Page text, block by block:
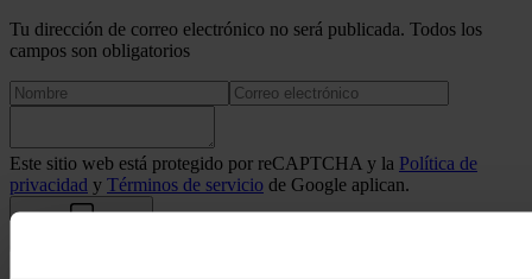
Tu dirección de correo electrónico no será publicada. Todos los
campos son obligatorios
Este sitio web está protegido por reCAPTCHA y la Política de
privacidad y Términos de servicio de Google aplican.